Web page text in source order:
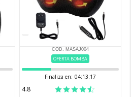
COD. MASAJ004
OFERTA BOMBA
Finaliza en: 04:13:16
4.8